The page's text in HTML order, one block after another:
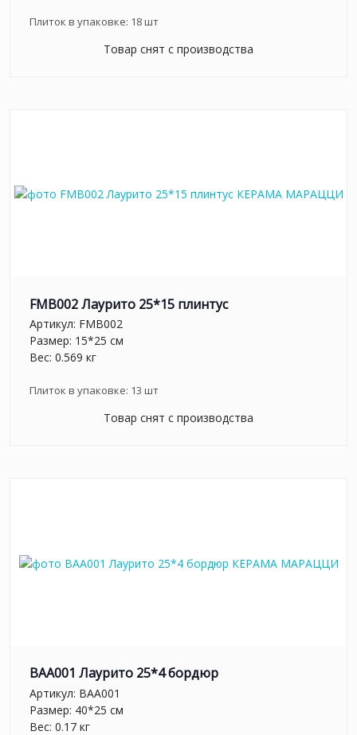
Плиток в упаковке: 18шт
Товар снят с производства
FMB002 Лаурито 25*15 плинтус
Артикул: FMB002
Размер: 15*25 см
Вес: 0.569 кг
Плиток в упаковке: 13 шт
Товар снят с производства
BAA001 Лаурито 25*4 бордюр
Артикул: BAA001
Размер: 40*25 см
Вес: 0.17 кг